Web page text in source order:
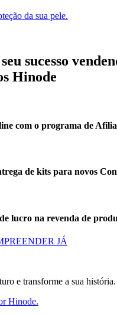
da sua pele.
sucesso
Hinode
com o programa de
de kits para novos
lucro na revenda de
JÁ
e transforme a sua história.
Hinode.